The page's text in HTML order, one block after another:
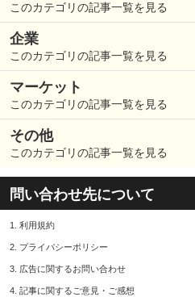
このカテゴリの記事一覧を見る
企業
このカテゴリの記事一覧を見る
マーケット
このカテゴリの記事一覧を見る
その他
このカテゴリの記事一覧を見る
問い合わせ先について
1. 利用規約
2. プライバシーポリシー
3. 広告に関するお問い合わせ
4. 記事に関するご意見・ご感想